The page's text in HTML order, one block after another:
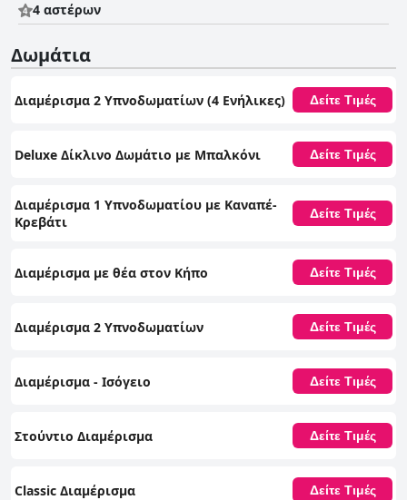
4 αστέρων
Δωμάτια
Διαμέρισμα 2 Υπνοδωματίων (4 Ενήλικες) Δείτε Τιμές
Deluxe Δίκλινο Δωμάτιο με Μπαλκόνι Δείτε Τιμές
Διαμέρισμα 1 Υπνοδωματίου με Καναπέ-
Κρεβάτι
Δείτε Τιμές
Διαμέρισμα με θέα στον Κήπο Δείτε Τιμές
Διαμέρισμα 2 Υπνοδωματίων Δείτε Τιμές
Διαμέρισμα - Ισόγειο Δείτε Τιμές
Στούντιο Διαμέρισμα Δείτε Τιμές
Classic Διαμέρισμα Δείτε Τιμές